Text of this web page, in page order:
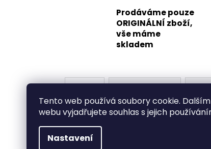
Tento web používá soubory cookie.
webu vyjadřujete souhlas s jejich
Nastavení
Prodáváme pouze
ORIGINÁLNÍ zboží,
vše máme
skladem
Popis produktu není dostupný